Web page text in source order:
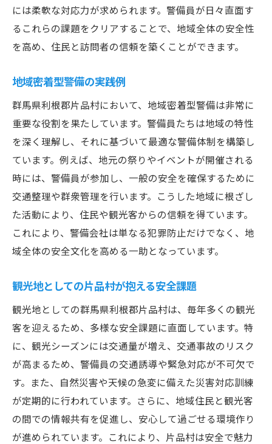
には柔軟な対応力が求められます。警備員が日々直面す
るこれらの課題をクリアすることで、地域全体の安全性
を高め、住民と訪問者の信頼を築くことができます。
地域密着型警備の実践例
群馬県利根郡片品村において、地域密着型警備は非常に
重要な役割を果たしています。警備員たちは地域の特性
を深く理解し、それに基づいて最適な警備体制を構築し
ています。例えば、地元の祭りやイベントが開催される
時には、警備員が参加し、一般の安全を確保するために
交通整理や群衆管理を行います。こうした地域に根ざし
た活動により、住民や観光客からの信頼を得ています。
これにより、警備会社は単なる犯罪防止だけでなく、地
域全体の安全文化を高める一助となっています。
観光地としての片品村が抱える安全課題
観光地としての群馬県利根郡片品村は、毎年多くの観光
客を迎えるため、多様な安全課題に直面しています。特
に、観光シーズンには交通量が増え、交通事故のリスク
が高まるため、警備員の交通誘導や緊急対応が不可欠で
す。また、自然災害や天候の急変に備えた災害対応訓練
が定期的に行われています。さらに、地域住民と観光客
の間での情報共有を促進し、安心して過ごせる環境作り
が進められています。これにより、片品村は安全で魅力